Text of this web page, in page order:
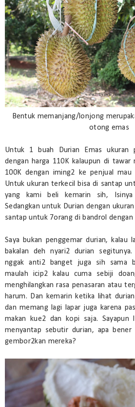
Bentuk memanjang/lonjong
otong emas
Untuk 1 buah Durian Emas ukuran
dengan harga 110K kalaupun di
100K dengan iming2 ke penjual
Untuk ukuran terkecil bisa di santap
yang kami beli kemarin sih,
Sedangkan untuk Durian dengan
santap untuk 7orang di bandrol dengan
Saya bukan penggemar durian, kalau
bakalan deh nyari2 durian
nggak anti2 banget juga sih sama
maulah icip2 kalau cuma sebiji
menghilangkan rasa penasaran atau
harum. Dan kemarin ketika lihat
dan memang lagi lapar juga karena
makan kue2 dan kopi saja. Sayapun
menyantap sebutir durian, apa
gembor2kan mereka?